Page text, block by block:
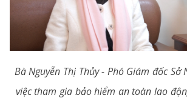
Bà Nguyễn Thị Thủy - Phó Giám đốc Sở
việc tham gia bảo hiểm an toàn lao